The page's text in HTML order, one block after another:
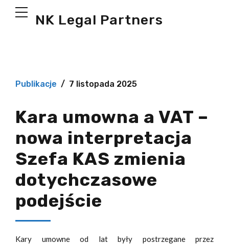
NK Legal Partners
Publikacje 7 listopada 2025
Kara umowna a VAT –
nowa interpretacja
Szefa KAS zmienia
dotychczasowe
podejście
Kary umowne od lat były postrzegane przez